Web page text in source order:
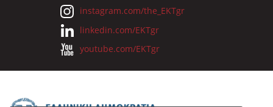
instagram.com/the_EKTgr
linkedin.com/EKTgr
youtube.com/EKTgr